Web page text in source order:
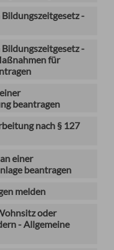
-
-
für
beantragen
nach § 127
einer
beantragen
melden
oder
- Allgemeine